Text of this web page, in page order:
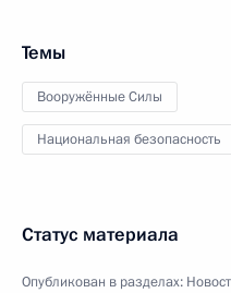
Темы
Вооружённые Силы
Национальная безопасность
Статус материала
Опубликован в разделах: